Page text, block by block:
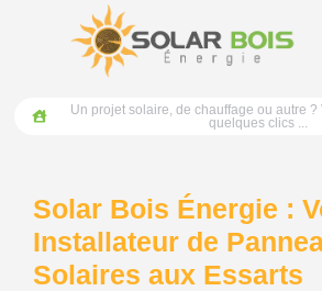
Un projet solaire, de chauffage ou autre ?
quelques clics ...
Solar Bois Énergie :
Installateur de
Solaires aux Essarts